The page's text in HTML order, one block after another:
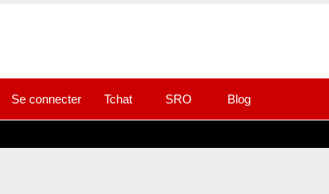
Se connecter Tchat SRO Blog